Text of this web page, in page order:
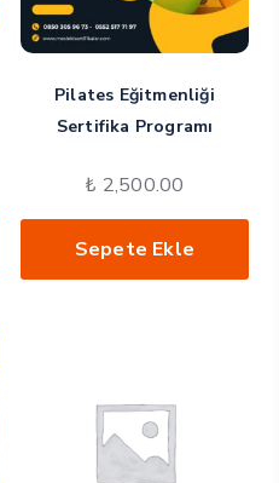
Pilates Eğitmenliği
Sertifika Programı
₺ 2,500.00
Sepete Ekle